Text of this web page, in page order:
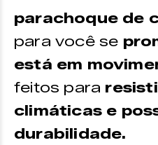
parachoque de
para você se
está em
feitos para
climáticas e
durabilidade.